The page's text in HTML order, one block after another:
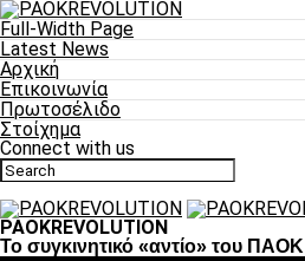
Full-Width Page
Latest News
Αρχική
Επικοινωνία
Πρωτοσέλιδο
Στοίχημα
Connect with us
PAOKREVOLUTION
Το συγκινητικό «αντίο» του